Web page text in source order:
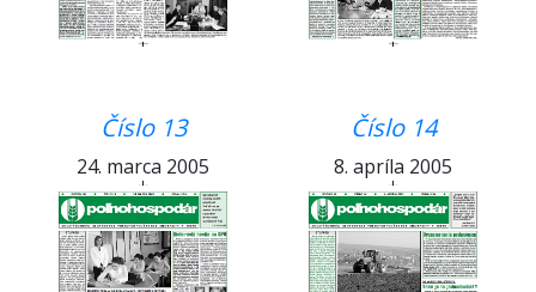
Číslo 13
24. marca 2005
Číslo 14
8. apríla 2005